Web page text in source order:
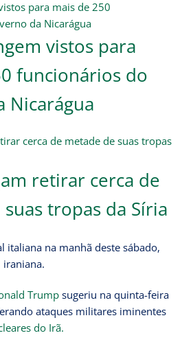
vistos para
funcionários do
Nicarágua
retirar cerca de
tropas da Síria
italiana na manhã deste sábado,
Trump sugeriu na quinta-feira
ataques militares iminentes
do Irã.